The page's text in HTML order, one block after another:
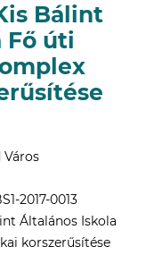
Bálint
Fő úti
2017-0013
Általános Iskola
korszerűsítése